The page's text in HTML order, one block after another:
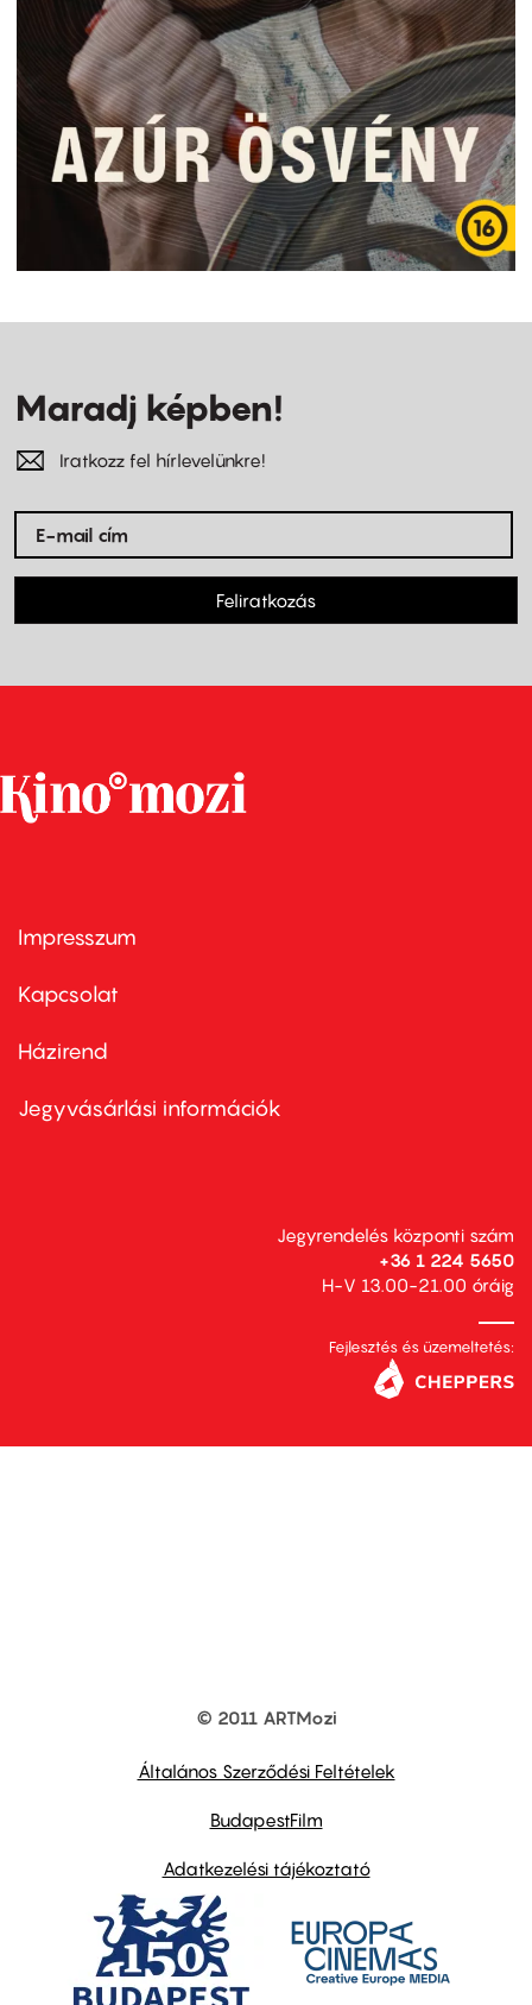
Maradj képben!
Iratkozz fel hírlevelünkre!
Feliratkozás
Footer
first
Impresszum
Kapcsolat
Footer
second
Házirend
Jegyvásárlási információk
Jegyrendelés központi szám
+36 1 224 5650
H-V 13.00-21.00 óráig
Fejlesztés és üzemeltetés:
© 2011 ARTMozi
Általános Szerződési Feltételek
BudapestFilm
Adatkezelési tájékoztató